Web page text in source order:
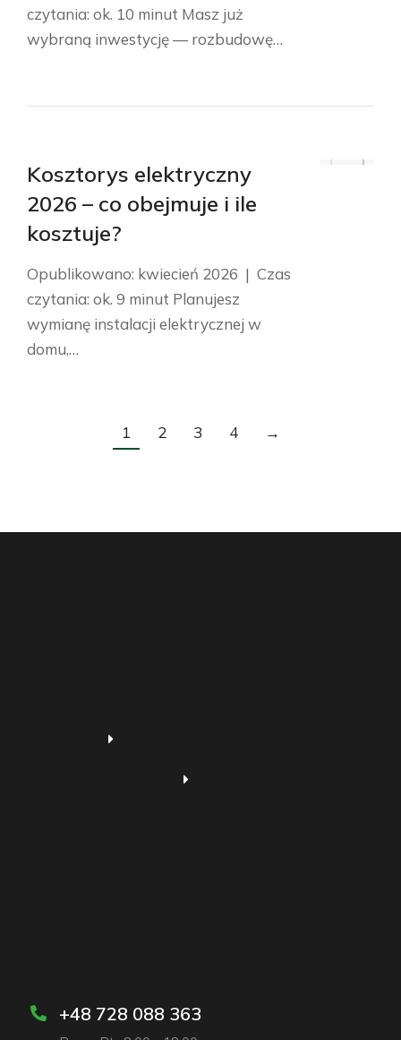
czytania: ok. 10 minut Masz już
wybraną inwestycję — rozbudowę…
Kosztorys elektryczny
2026 – co obejmuje i ile
kosztuje?
Opublikowano: kwiecień 2026 | Czas
czytania: ok. 9 minut Planujesz
wymianę instalacji elektrycznej w
domu,…
1 2 3 4 →
+48 728 088 363